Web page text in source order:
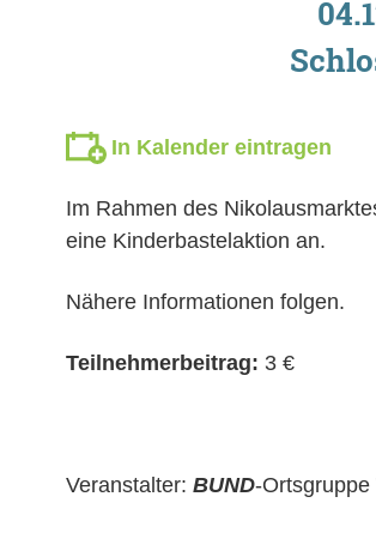
In Kalender eintragen
Im Rahmen des
eine Kinderbastelaktion an.
Nähere Informationen folgen.
Teilnehmerbeitrag: 3 €
Veranstalter: BUND-